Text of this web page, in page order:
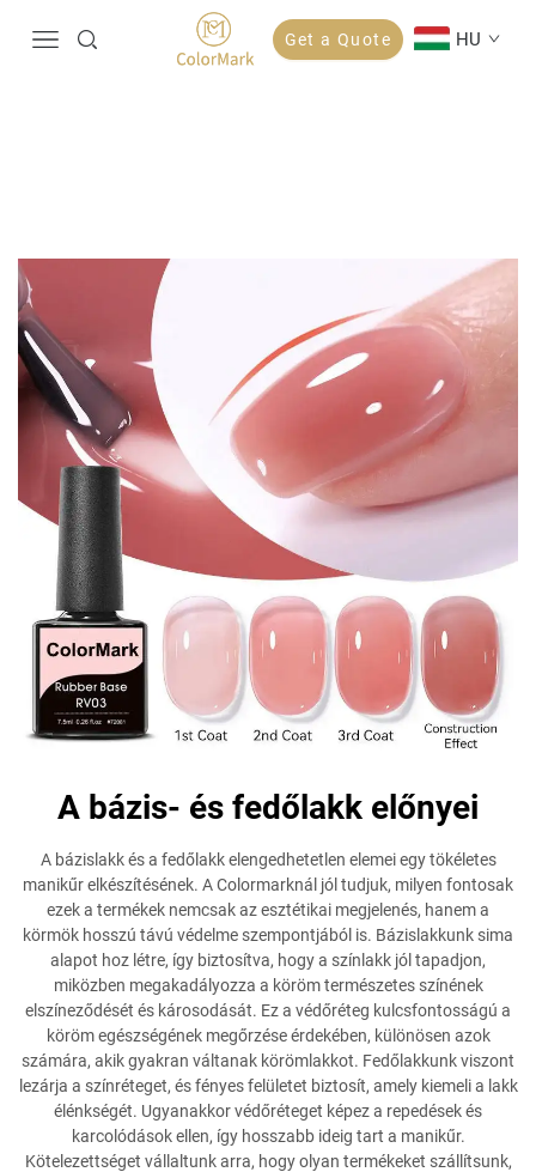
Get a Quote HU
A bázis- és fedőlakk előnyei
A bázislakk és a fedőlakk elengedhetetlen elemei egy tökéletes
manikűr elkészítésének. A Colormarknál jól tudjuk, milyen fontosak
ezek a termékek nemcsak az esztétikai megjelenés, hanem a
körmök hosszú távú védelme szempontjából is. Bázislakkunk sima
alapot hoz létre, így biztosítva, hogy a színlakk jól tapadjon,
miközben megakadályozza a köröm természetes színének
elszíneződését és károsodását. Ez a védőréteg kulcsfontosságú a
köröm egészségének megőrzése érdekében, különösen azok
számára, akik gyakran váltanak körömlakkot. Fedőlakkunk viszont
lezárja a színréteget, és fényes felületet biztosít, amely kiemeli a lakk
élénkségét. Ugyanakkor védőréteget képez a repedések és
karcolódások ellen, így hosszabb ideig tart a manikűr.
Kötelezettséget vállaltunk arra, hogy olyan termékeket szállítsunk,